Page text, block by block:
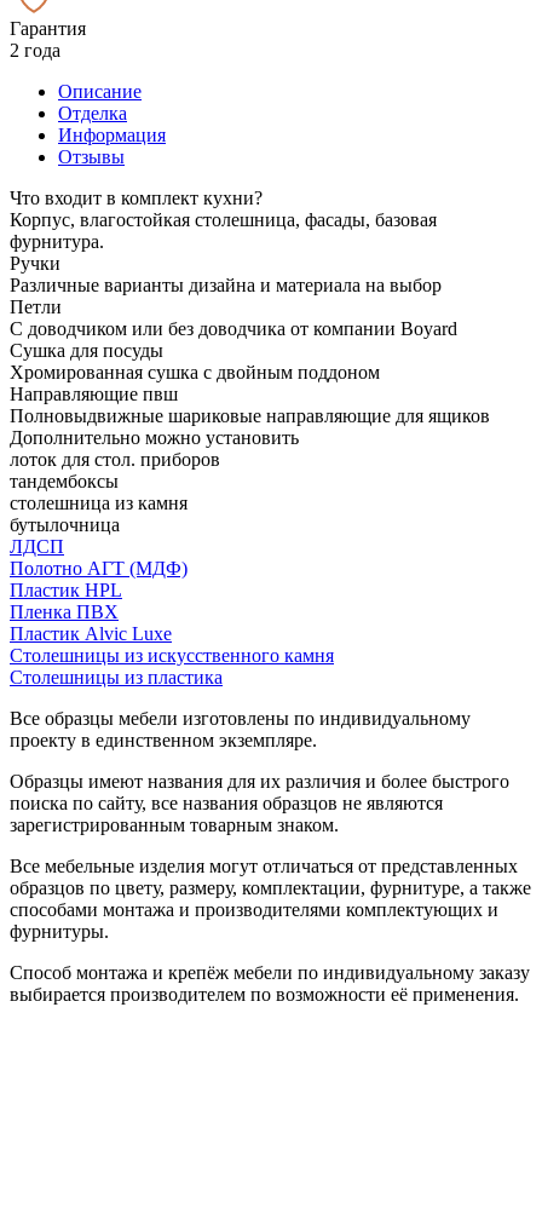
Гарантия
2 года
Описание
Отделка
Информация
Отзывы
Что входит в комплект кухни?
Корпус, влагостойкая столешница, фасады, базовая
фурнитура.
Ручки
Различные варианты дизайна и материала на выбор
Петли
С доводчиком или без доводчика от компании Boyard
Сушка для посуды
Хромированная сушка с двойным поддоном
Направляющие пвш
Полновыдвижные шариковые направляющие для ящиков
Дополнительно можно установить
лоток для стол. приборов
тандембоксы
столешница из камня
бутылочница
ЛДСП
Полотно АГТ (МДФ)
Пластик HPL
Пленка ПВХ
Пластик Alvic Luxe
Столешницы из искусственного камня
Столешницы из пластика
Все образцы мебели изготовлены по индивидуальному
проекту в единственном экземпляре.
Образцы имеют названия для их различия и более быстрого
поиска по сайту, все названия образцов не являются
зарегистрированным товарным знаком.
Все мебельные изделия могут отличаться от представленных
образцов по цвету, размеру, комплектации, фурнитуре, а также
способами монтажа и производителями комплектующих и
фурнитуры.
Способ монтажа и крепёж мебели по индивидуальному заказу
выбирается производителем по возможности её применения.